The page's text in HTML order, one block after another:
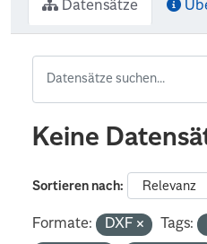
Datensätze
Keine
Sortieren nach
Formate: DXF Tags: